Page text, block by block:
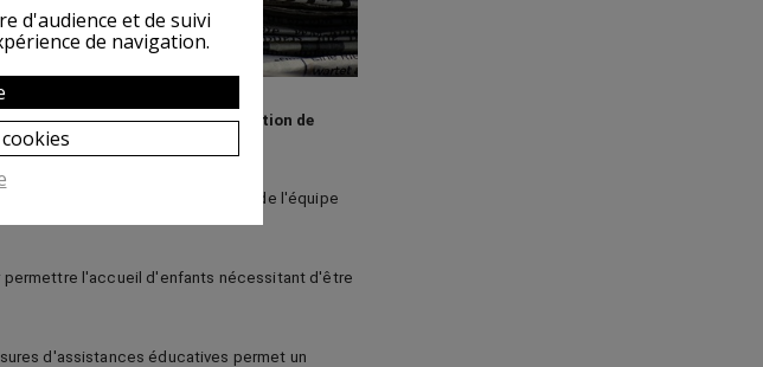
répondre aux enjeux de la protection de
dans l'attente d'une évaluation de l'équipe
permettre l'accueil d'enfants nécessitant d'être
d'assistances éducatives permet un
d'audience et de suivi
de navigation.